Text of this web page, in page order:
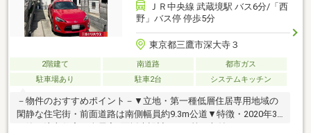
ＪＲ中央線 武蔵境駅 バス6分/「西
野」バス停 停歩5分
東京都三鷹市深大寺３
2階建て 南道路
都市ガス
駐車場あり
駐車2台 システムキッチン
－物件のおすすめポイント－▼立地・第一種低層住居専用地域の
閑静な住宅街・前面道路は南側幅員約9.3m公道▼特徴・2020年3
月築の注文住宅・全居室2面採光設計・WIC等の収納スペースあ